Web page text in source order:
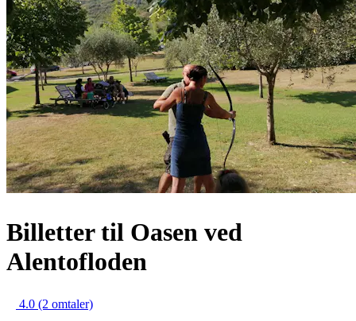
Billetter til Oasen ved
Alentofloden
4.0 (2 omtaler)